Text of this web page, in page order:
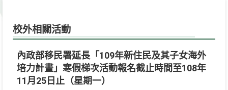
校外相關活動
內政部移民署延長「109年新住民及其子女海外
培力計畫」寒假梯次活動報名截止時間至108年
11月25日止（星期一）